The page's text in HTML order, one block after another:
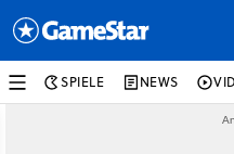
SPIELE NEWS